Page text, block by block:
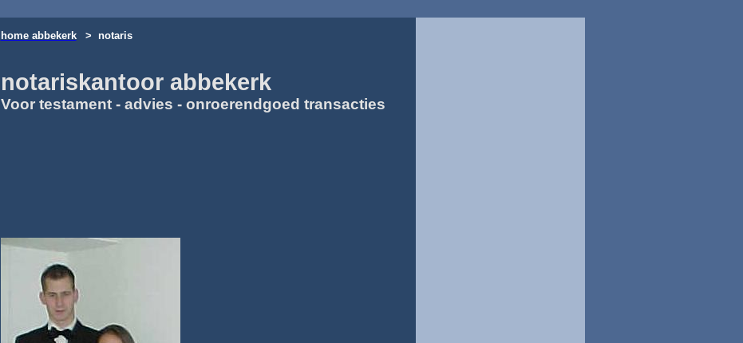
home abbekerk > notaris
notariskantoor abbekerk
Voor testament - advies - onroerendgoed transacties